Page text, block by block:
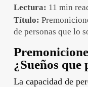
Lectura: 11 min
Título:
de personas que lo
¿Sueños
La capacidad de